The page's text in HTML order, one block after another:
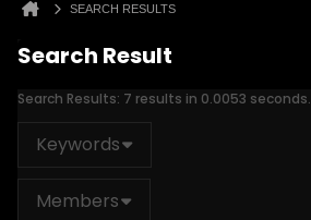
SEARCH RESULTS
Search Result
Search Results: 7 results in 0.0053 seconds.
Keywords
Members